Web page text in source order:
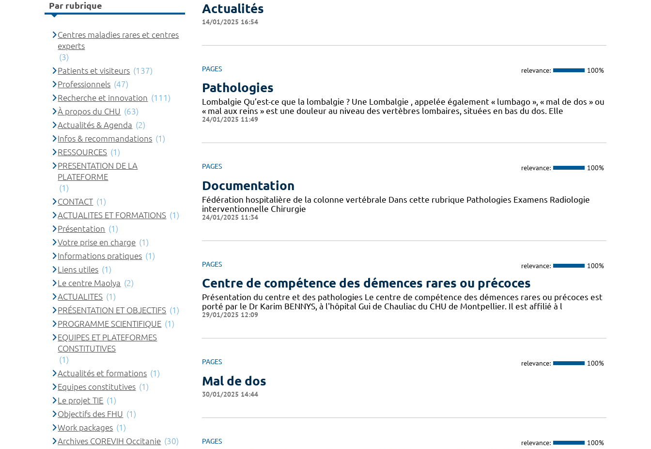
Actualités
14/01/2025 16:54
PAGES relevance: 100%
Pathologies
Lombalgie Qu’est-ce que la lombalgie ? Une Lombalgie , appelée également « lumbago », « mal de dos » ou
« mal aux reins » est une douleur au niveau des vertèbres lombaires, situées en bas du dos. Elle
24/01/2025 11:49
PAGES relevance: 100%
Documentation
Fédération hospitalière de la colonne vertébrale Dans cette rubrique Pathologies Examens Radiologie
interventionnelle Chirurgie
24/01/2025 11:34
PAGES relevance: 100%
Centre de compétence des démences rares ou précoces
Présentation du centre et des pathologies Le centre de compétence des démences rares ou précoces est
porté par le Dr Karim BENNYS, à l'hôpital Gui de Chauliac du CHU de Montpellier. Il est affilié à l
29/01/2025 12:09
PAGES relevance: 100%
Mal de dos
30/01/2025 14:44
PAGES relevance: 100%
Par rubrique
Centres maladies rares et centres
experts
(3)
Patients et visiteurs (137)
Professionnels (47)
Recherche et innovation (111)
À propos du CHU (63)
Actualités & Agenda (2)
Infos & recommandations (1)
RESSOURCES (1)
PRESENTATION DE LA
PLATEFORME
(1)
CONTACT (1)
ACTUALITES ET FORMATIONS (1)
Présentation (1)
Votre prise en charge (1)
Informations pratiques (1)
Liens utiles (1)
Le centre Maolya (2)
ACTUALITES (1)
PRÉSENTATION ET OBJECTIFS (1)
PROGRAMME SCIENTIFIQUE (1)
EQUIPES ET PLATEFORMES
CONSTITUTIVES
(1)
Actualités et formations (1)
Equipes constitutives (1)
Le projet TIE (1)
Objectifs des FHU (1)
Work packages (1)
Archives COREVIH Occitanie (30)